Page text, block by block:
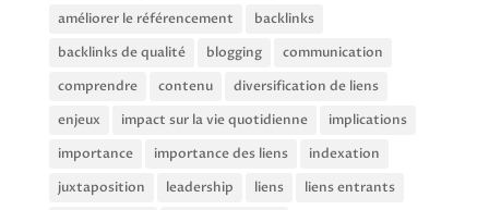
améliorer le référencement
backlinks
backlinks de qualité
blogging
communication
comprendre
contenu
diversification de liens
enjeux
impact sur la vie quotidienne
implications
importance
importance des liens
indexation
juxtaposition
leadership liens
liens entrants